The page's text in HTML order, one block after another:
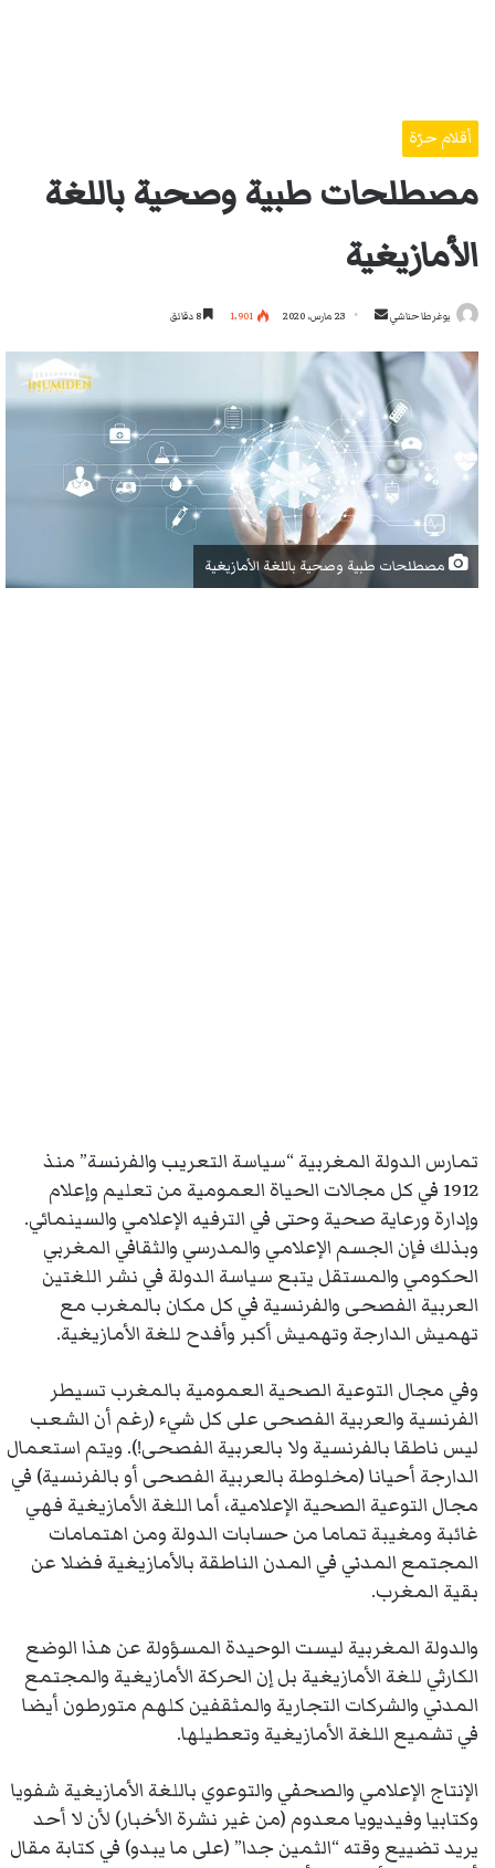
أقلام حرّة
مصطلحات طبية وصحية باللغة
الأمازيغية
يوغرطا حناشي
أرسل
إلكترونيا
23 مارس، 2020 1٬901
مصطلحات طبية وصحية باللغة الأمازيغية
تمارس الدولة المغربية “سياسة التعريب والفرنسة” منذ
1912 في كل مجالات الحياة العمومية من تعليم وإعلام
وإدارة ورعاية صحية وحتى في الترفيه الإعلامي والسينمائي.
وبذلك فإن الجسم الإعلامي والمدرسي والثقافي المغربي
الحكومي والمستقل يتبع سياسة الدولة في نشر اللغتين
العربية الفصحى والفرنسية في كل مكان بالمغرب مع
تهميش الدارجة وتهميش أكبر وأفدح للغة الأمازيغية.
وفي مجال التوعية الصحية العمومية بالمغرب تسيطر
الفرنسية والعربية الفصحى على كل شيء (رغم أن الشعب
ليس ناطقا بالفرنسية ولا بالعربية الفصحى!). ويتم استعمال
الدارجة أحيانا (مخلوطة بالعربية الفصحى أو بالفرنسية) في
مجال التوعية الصحية الإعلامية، أما اللغة الأمازيغية فهي
غائبة ومغيبة تماما من حسابات الدولة ومن اهتمامات
المجتمع المدني في المدن الناطقة بالأمازيغية فضلا عن
بقية المغرب.
والدولة المغربية ليست الوحيدة المسؤولة عن هذا الوضع
الكارثي للغة الأمازيغية بل إن الحركة الأمازيغية والمجتمع
المدني والشركات التجارية والمثقفين كلهم متورطون أيضا
في تشميع اللغة الأمازيغية وتعطيلها.
الإنتاج الإعلامي والصحفي والتوعوي باللغة الأمازيغية شفويا
وكتابيا وفيديويا معدوم (من غير نشرة الأخبار) لأن لا أحد
يريد تضييع وقته “الثمين جدا” (على ما يبدو) في كتابة مقال